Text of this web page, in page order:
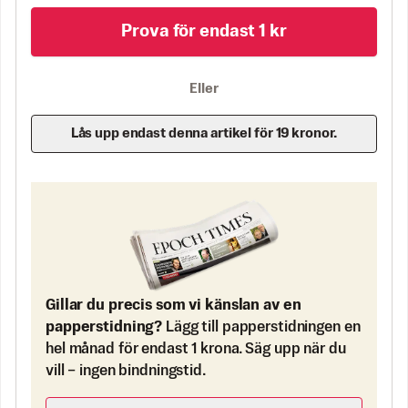
Prova för endast 1 kr
Eller
Lås upp endast denna artikel för 19 kronor.
Gillar du precis som vi känslan av en
papperstidning? Lägg till papperstidningen en
hel månad för endast 1 krona. Säg upp när du
vill – ingen bindningstid.